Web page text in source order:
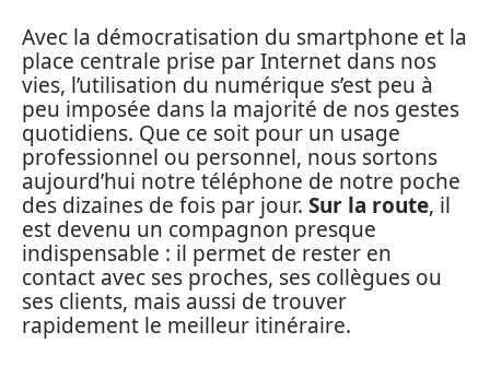
Avec la démocratisation du smartphone et la
place centrale prise par Internet dans nos
vies, l’utilisation du numérique s’est peu à
peu imposée dans la majorité de nos gestes
quotidiens. Que ce soit pour un usage
professionnel ou personnel, nous sortons
aujourd’hui notre téléphone de notre poche
des dizaines de fois par jour. Sur la route, il
est devenu un compagnon presque
indispensable : il permet de rester en
contact avec ses proches, ses collègues ou
ses clients, mais aussi de trouver
rapidement le meilleur itinéraire.